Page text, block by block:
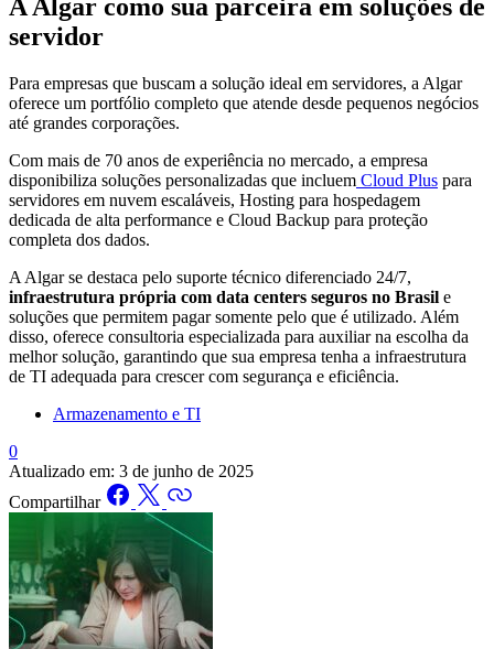
A Algar como sua parceira em soluções de
servidor
Para empresas que buscam a solução ideal em servidores, a Algar
oferece um portfólio completo que atende desde pequenos negócios
até grandes corporações.
Com mais de 70 anos de experiência no mercado, a empresa
disponibiliza soluções personalizadas que incluem Cloud Plus para
servidores em nuvem escaláveis, Hosting para hospedagem
dedicada de alta performance e Cloud Backup para proteção
completa dos dados.
A Algar se destaca pelo suporte técnico diferenciado 24/7,
infraestrutura própria com data centers seguros no Brasil e
soluções que permitem pagar somente pelo que é utilizado. Além
disso, oferece consultoria especializada para auxiliar na escolha da
melhor solução, garantindo que sua empresa tenha a infraestrutura
de TI adequada para crescer com segurança e eficiência.
Armazenamento e TI
0
Atualizado em: 3 de junho de 2025
Compartilhar